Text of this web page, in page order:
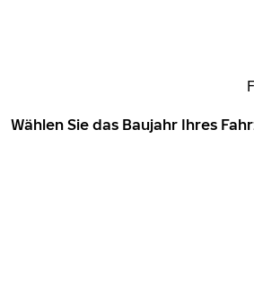
Wählen Sie das Baujahr Ihres